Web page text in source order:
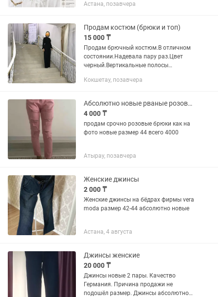
хлопковая ткань ✔ Комфортная
горловины ✔...
Астана, позавчера
Продам костюм (брюки и топ)
15 000 ₸
Продам брючный костюм.В отличном
состоянии.Надевала пару раз.Цвет
черный.Вертикальные полосы
передает.Очень красивый.Брюки типа
резинке...
Кокшетау, позавчера
Абсолютно новые рваные розовые джинсы, размер не подошел
4 000 ₸
продам срочно розовые брюки как на
фото новые размер 44 всего 4000
Атырау, позавчера
Женские джинсы
2 000 ₸
Женские джинсы на бёдрах фирмы vera
moda размер 42-44 абсолютно новые
Астана, 4 августа
Джинсы женские
20 000 ₸
Джинсы новые 2 пары. Качество
Германия. Причина продажи не
подошёл размер. Джинсы абсолютно